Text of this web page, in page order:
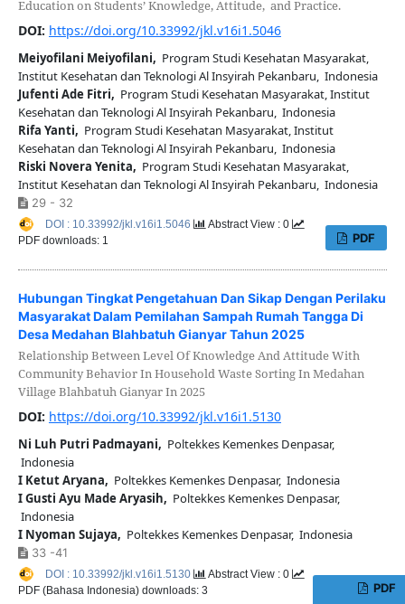
Education on Students’ Knowledge, Attitude, and Practice.
DOI: https://doi.org/10.33992/jkl.v16i1.5046
Meiyofilani Meiyofilani, Program Studi Kesehatan Masyarakat,
Institut Kesehatan dan Teknologi Al Insyirah Pekanbaru, Indonesia
Jufenti Ade Fitri, Program Studi Kesehatan Masyarakat, Institut
Kesehatan dan Teknologi Al Insyirah Pekanbaru, Indonesia
Rifa Yanti, Program Studi Kesehatan Masyarakat, Institut
Kesehatan dan Teknologi Al Insyirah Pekanbaru, Indonesia
Riski Novera Yenita, Program Studi Kesehatan Masyarakat,
Institut Kesehatan dan Teknologi Al Insyirah Pekanbaru, Indonesia
29 - 32
PDF
DOI : 10.33992/jkl.v16i1.5046
Abstract View : 0
PDF downloads: 1
Hubungan Tingkat Pengetahuan Dan Sikap Dengan Perilaku
Masyarakat Dalam Pemilahan Sampah Rumah Tangga Di
Desa Medahan Blahbatuh Gianyar Tahun 2025
Relationship Between Level Of Knowledge And Attitude With
Community Behavior In Household Waste Sorting In Medahan
Village Blahbatuh Gianyar In 2025
DOI: https://doi.org/10.33992/jkl.v16i1.5130
Ni Luh Putri Padmayani, Poltekkes Kemenkes Denpasar,
Indonesia
I Ketut Aryana, Poltekkes Kemenkes Denpasar, Indonesia
I Gusti Ayu Made Aryasih, Poltekkes Kemenkes Denpasar,
Indonesia
I Nyoman Sujaya, Poltekkes Kemenkes Denpasar, Indonesia
33 -41
PDF
DOI : 10.33992/jkl.v16i1.5130
Abstract View : 0
PDF (Bahasa Indonesia) downloads: 3